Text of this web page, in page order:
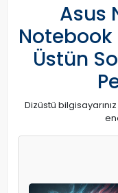
Asus
Notebook
Üstün
Dizüstü